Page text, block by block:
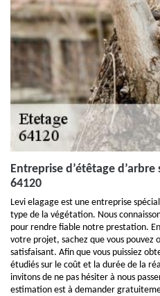
Entreprise d’étêtage
64120
Levi elagage est une entreprise
type de la végétation. Nous
pour rendre fiable notre prestation.
votre projet, sachez que vous
satisfaisant. Afin que vous puissiez
étudiés sur le coût et la durée de la
invitons de ne pas hésiter à nous
estimation est à demander